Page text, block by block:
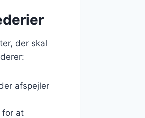
der skal
afspejler
for at